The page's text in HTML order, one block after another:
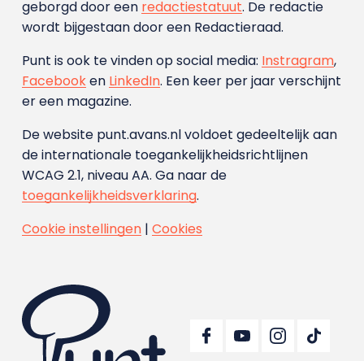
geborgd door een redactiestatuut. De redactie
wordt bijgestaan door een Redactieraad.
Punt is ook te vinden op social media: Instragram,
Facebooken LinkedIn. Een keer per jaar verschijnt
er een magazine.
De website punt.avans.nl voldoet gedeeltelijk aan
de internationale toegankelijkheidsrichtlijnen
WCAG 2.1, niveau AA. Ga naar de
toegankelijkheidsverklaring.
Cookie instellingen| Cookies